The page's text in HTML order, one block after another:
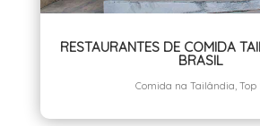
RESTAURANTES DE COMIDA
BRASIL
Comida na Tailândia,Top